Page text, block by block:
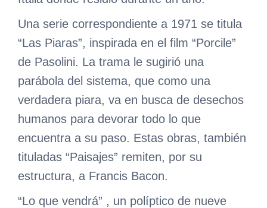
Una serie correspondiente a 1971 se titula
“Las Piaras”, inspirada en el film “Porcile”
de Pasolini. La trama le sugirió una
parábola del sistema, que como una
verdadera piara, va en busca de desechos
humanos para devorar todo lo que
encuentra a su paso. Estas obras, también
tituladas “Paisajes” remiten, por su
estructura, a Francis Bacon.
“Lo que vendrá” , un políptico de nueve